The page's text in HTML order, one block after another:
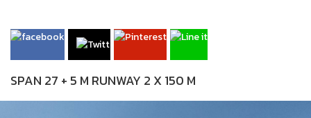
SPAN 27 + 5 M RUNWAY 2 X 150 M